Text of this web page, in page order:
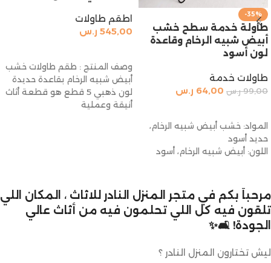
-35%
طاولة خدمة سطح خشب
أبيض شبيه الرخام وقاعدة
لون أسود
طاولات خدمة
99,00 ر.س 64,00 ر.س
المواد: خشب أبيض شبيه الرخام،
حديد أسود
اللون: أبيض شبيه الرخام، أسود
اطقم طاولات
545,00 ر.س
وصف المنتج : طقم طاولات خشب
أبيض شبيه الرخام بقاعدة حديدة
لون ذهبي 5 قطع هو قطعة أثاث
أنيقة وعملية
مرحباً بكم في متجر المنزل النادر للاثاث ، المكان اللي
تلقون فيه كل اللي تحلمون فيه من أثاث عالي
الجودة! 🛋️✨
ليش تختارون المنزل النادر ؟